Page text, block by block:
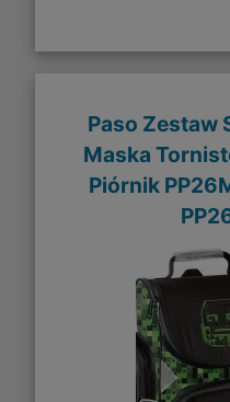
Paso Zestaw
Maska
Piórnik